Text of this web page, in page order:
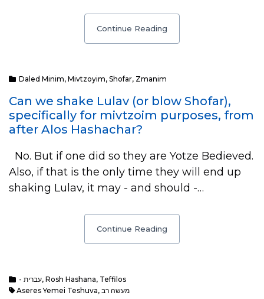
Continue Reading
Daled Minim, Mivtzoyim, Shofar, Zmanim
Can we shake Lulav (or blow Shofar),
specifically for mivtzoim purposes, from
after Alos Hashachar?
No. But if one did so they are Yotze Bedieved.
Also, if that is the only time they will end up
shaking Lulav, it may - and should -…
Continue Reading
- עברית, Rosh Hashana, Teffilos
Aseres Yemei Teshuva, מעשה רב